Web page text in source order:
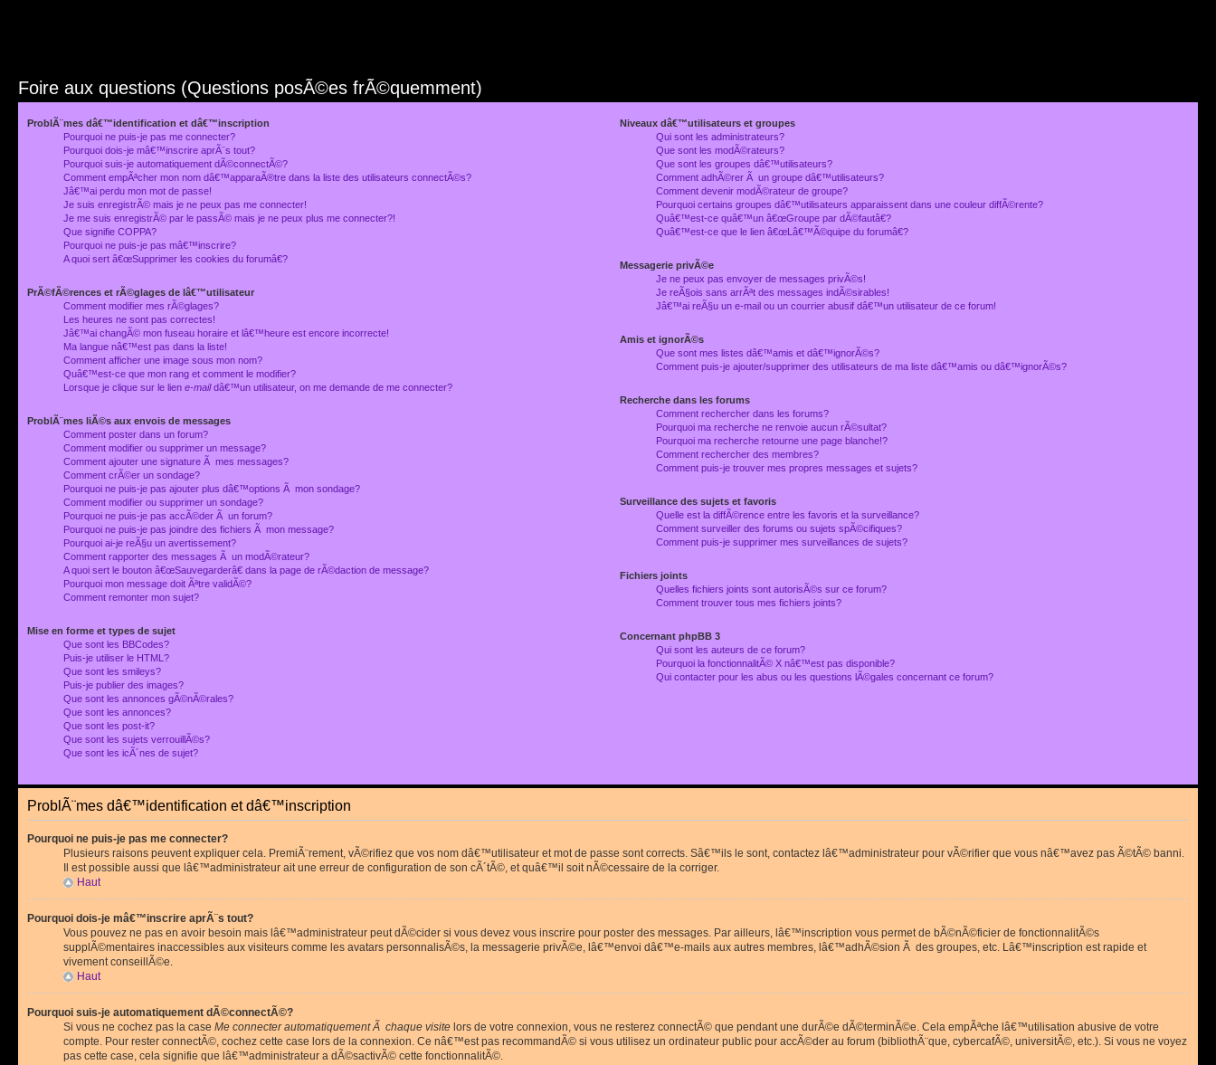
Foire aux questions (Questions posÃ©es frÃ©quemment)
ProblÃ¨mes dâ€™identification et dâ€™inscription
Pourquoi ne puis-je pas me connecter?
Pourquoi dois-je mâ€™inscrire aprÃ¨s tout?
Pourquoi suis-je automatiquement dÃ©connectÃ©?
Comment empÃªcher mon nom dâ€™apparaÃ®tre dans la liste des utilisateurs connectÃ©s?
Jâ€™ai perdu mon mot de passe!
Je suis enregistrÃ© mais je ne peux pas me connecter!
Je me suis enregistrÃ© par le passÃ© mais je ne peux plus me connecter?!
Que signifie COPPA?
Pourquoi ne puis-je pas mâ€™inscrire?
A quoi sert â€œSupprimer les cookies du forumâ€?
PrÃ©fÃ©rences et rÃ©glages de lâ€™utilisateur
Comment modifier mes rÃ©glages?
Les heures ne sont pas correctes!
Jâ€™ai changÃ© mon fuseau horaire et lâ€™heure est encore incorrecte!
Ma langue nâ€™est pas dans la liste!
Comment afficher une image sous mon nom?
Quâ€™est-ce que mon rang et comment le modifier?
Lorsque je clique sur le lien e-maildâ€™un utilisateur, on me demande de me connecter?
ProblÃ¨mes liÃ©s aux envois de messages
Comment poster dans un forum?
Comment modifier ou supprimer un message?
Comment ajouter une signature Ã mes messages?
Comment crÃ©er un sondage?
Pourquoi ne puis-je pas ajouter plus dâ€™options Ã mon sondage?
Comment modifier ou supprimer un sondage?
Pourquoi ne puis-je pas accÃ©der Ã un forum?
Pourquoi ne puis-je pas joindre des fichiers Ã mon message?
Pourquoi ai-je reÃ§u un avertissement?
Comment rapporter des messages Ã un modÃ©rateur?
A quoi sert le bouton â€œSauvegarderâ€ dans la page de rÃ©daction de message?
Pourquoi mon message doit Ãªtre validÃ©?
Comment remonter mon sujet?
Mise en forme et types de sujet
Que sont les BBCodes?
Puis-je utiliser le HTML?
Que sont les smileys?
Puis-je publier des images?
Que sont les annonces gÃ©nÃ©rales?
Que sont les annonces?
Que sont les post-it?
Que sont les sujets verrouillÃ©s?
Que sont les icÃ´nes de sujet?
Niveaux dâ€™utilisateurs et groupes
Qui sont les administrateurs?
Que sont les modÃ©rateurs?
Que sont les groupes dâ€™utilisateurs?
Comment adhÃ©rer Ã un groupe dâ€™utilisateurs?
Comment devenir modÃ©rateur de groupe?
Pourquoi certains groupes dâ€™utilisateurs apparaissent dans une couleur diffÃ©rente?
Quâ€™est-ce quâ€™un â€œGroupe par dÃ©fautâ€?
Quâ€™est-ce que le lien â€œLâ€™Ã©quipe du forumâ€?
Messagerie privÃ©e
Je ne peux pas envoyer de messages privÃ©s!
Je reÃ§ois sans arrÃªt des messages indÃ©sirables!
Jâ€™ai reÃ§u un e-mail ou un courrier abusif dâ€™un utilisateur de ce forum!
Amis et ignorÃ©s
Que sont mes listes dâ€™amis et dâ€™ignorÃ©s?
Comment puis-je ajouter/supprimer des utilisateurs de ma liste dâ€™amis ou dâ€™ignorÃ©s?
Recherche dans les forums
Comment rechercher dans les forums?
Pourquoi ma recherche ne renvoie aucun rÃ©sultat?
Pourquoi ma recherche retourne une page blanche!?
Comment rechercher des membres?
Comment puis-je trouver mes propres messages et sujets?
Surveillance des sujets et favoris
Quelle est la diffÃ©rence entre les favoris et la surveillance?
Comment surveiller des forums ou sujets spÃ©cifiques?
Comment puis-je supprimer mes surveillances de sujets?
Fichiers joints
Quelles fichiers joints sont autorisÃ©s sur ce forum?
Comment trouver tous mes fichiers joints?
Concernant phpBB 3
Qui sont les auteurs de ce forum?
Pourquoi la fonctionnalitÃ© X nâ€™est pas disponible?
Qui contacter pour les abus ou les questions lÃ©gales concernant ce forum?
ProblÃ¨mes dâ€™identification et dâ€™inscription
Pourquoi ne puis-je pas me connecter?
Plusieurs raisons peuvent expliquer cela. PremiÃ¨rement, vÃ©rifiez que vos nom dâ€™utilisateur et mot de passe sont corrects. Sâ€™ils le sont, contactez lâ€™administrateur pour vÃ©rifier que vous nâ€™avez pas Ã©tÃ© banni.
Il est possible aussi que lâ€™administrateur ait une erreur de configuration de son cÃ´tÃ©, et quâ€™il soit nÃ©cessaire de la corriger.
Haut
Pourquoi dois-je mâ€™inscrire aprÃ¨s tout?
Vous pouvez ne pas en avoir besoin mais lâ€™administrateur peut dÃ©cider si vous devez vous inscrire pour poster des messages. Par ailleurs, lâ€™inscription vous permet de bÃ©nÃ©ficier de fonctionnalitÃ©s
supplÃ©mentaires inaccessibles aux visiteurs comme les avatars personnalisÃ©s, la messagerie privÃ©e, lâ€™envoi dâ€™e-mails aux autres membres, lâ€™adhÃ©sion Ã des groupes, etc. Lâ€™inscription est rapide et
vivement conseillÃ©e.
Haut
Pourquoi suis-je automatiquement dÃ©connectÃ©?
Si vous ne cochez pas la case Me connecter automatiquement Ã chaque visite lors de votre connexion, vous ne resterez connectÃ© que pendant une durÃ©e dÃ©terminÃ©e. Cela empÃªche lâ€™utilisation abusive de votre
compte. Pour rester connectÃ©, cochez cette case lors de la connexion. Ce nâ€™est pas recommandÃ© si vous utilisez un ordinateur public pour accÃ©der au forum (bibliothÃ¨que, cybercafÃ©, universitÃ©, etc.). Si vous ne voyez
pas cette case, cela signifie que lâ€™administrateur a dÃ©sactivÃ© cette fonctionnalitÃ©.